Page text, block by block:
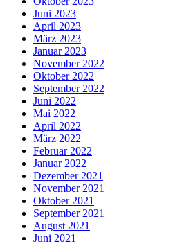
Juni 2023
April 2023
März 2023
Januar 2023
November 2022
Oktober 2022
September 2022
Juni 2022
Mai 2022
April 2022
März 2022
Februar 2022
Januar 2022
Dezember 2021
November 2021
Oktober 2021
September 2021
August 2021
Juni 2021